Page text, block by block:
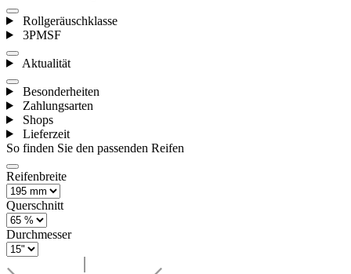
Rollgeräuschklasse
3PMSF
Aktualität
Besonderheiten
Zahlungsarten
Shops
Lieferzeit
So finden Sie den passenden Reifen
Reifenbreite
Querschnitt
Durchmesser